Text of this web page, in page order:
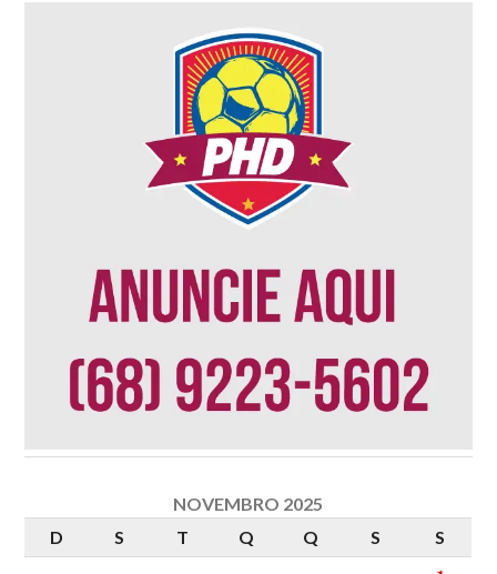
NOVEMBRO 2025
D
S T Q Q S S